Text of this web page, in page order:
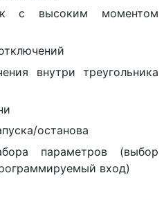
с высоким моментом
внутри треугольника
останова
параметров (выбор
вход)